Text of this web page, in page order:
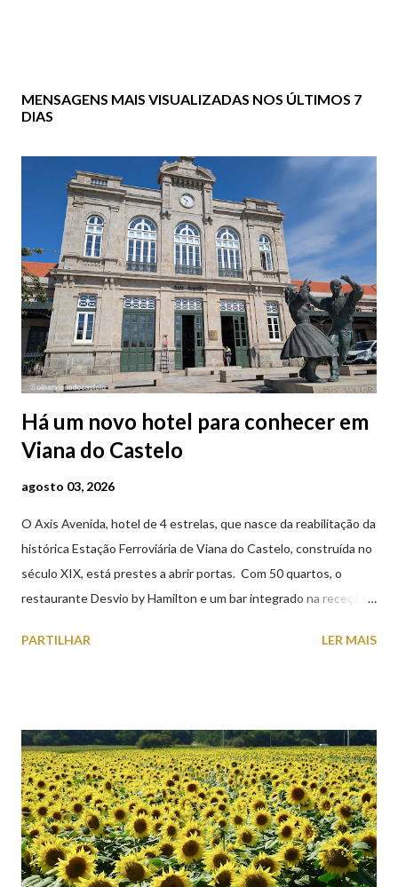
MENSAGENS MAIS VISUALIZADAS NOS ÚLTIMOS 7
DIAS
Há um novo hotel para conhecer em
Viana do Castelo
agosto 03, 2026
O Axis Avenida, hotel de 4 estrelas, que nasce da reabilitação da
histórica Estação Ferroviária de Viana do Castelo, construída no
século XIX, está prestes a abrir portas. Com 50 quartos, o
restaurante Desvio by Hamilton e um bar integrado na receção,
peças históricas cedidas pela IP Património que homenageiam a
PARTILHAR LER MAIS